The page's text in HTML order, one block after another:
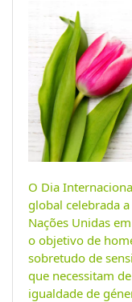
O Dia
global celebrada
Nações Unidas
o objetivo de
sobretudo de
que necessitam
igualdade de